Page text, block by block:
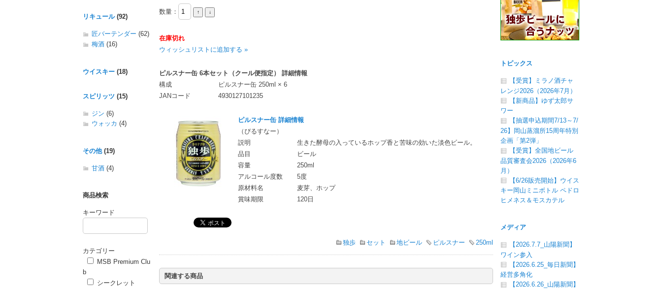
数量：
在庫切れ
ウィッシュリストに追加する »
ピルスナー缶 6本セット（クール便指定） 詳細情報
構成
ピルスナー缶 250ml × 6
JANコード
4930127101235
ピルスナー缶 詳細情報
（ぴるすなー）
説明
生きた酵母の入っているホップ香と苦味の効いた淡色ビール。
品目
ビール
容量
250ml
アルコール度数
5度
原材料名
麦芽、ホップ
賞味期限
120日
独歩 セット 地ビール ピルスナー 250ml
関連する商品
リキュール(92)
匠バーテンダー (62)
梅酒 (16)
ウイスキー (18)
スピリッツ (15)
ジン (6)
ウォッカ (4)
その他(19)
甘酒 (4)
商品検索
キーワード
カテゴリー
MSB Premium Clu
b
シークレット
トピックス
【受賞】ミラノ酒チャ
レンジ2026（2026年7月）
【新商品】ゆず太郎サ
ワー
【抽選申込期間7/13～7/
26】岡山蒸溜所15周年特別
企画「第2弾」
【受賞】全国地ビール
品質審査会2026（2026年6
月）
【6/26販売開始】ウイス
キー岡山ミニボトル ペドロ
ヒメネス＆モスカテル
メディア
【2026.7.7_山陽新聞】
ワイン参入
【2026.6.25_毎日新聞】
経営多角化
【2026.6.26_山陽新聞】